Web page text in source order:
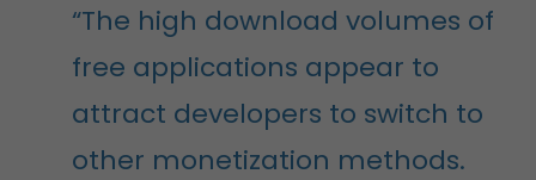
“The high download volumes of
free applications appear to
attract developers to switch to
other monetization methods.